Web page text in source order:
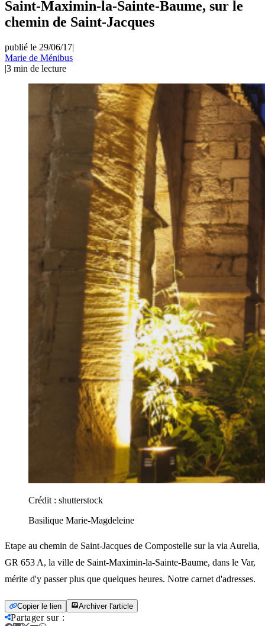
Saint-Maximin-la-Sainte-Baume, sur le
chemin de Saint-Jacques
publié le 29/06/17|
Marie de Ménibus
|3 min de lecture
Crédit : shutterstock
Basilique Marie-Magdeleine
Etape au chemin de Saint-Jacques de Compostelle sur la via Aurelia,
GR 653 A, la ville de Saint-Maximin-la-Sainte-Baume, dans le Var,
mérite d'y passer plus que quelques heures. Notre carnet d'adresses.
Copier le lien Archiver l'article
Partager sur: